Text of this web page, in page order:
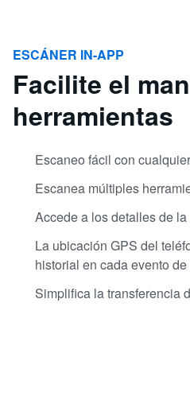
ESCÁNER IN-APP
Facilite el
herramientas
Escaneo fácil con
Escanea múltiples
Accede a los detalles de
La ubicación GPS del
historial en cada evento
Simplifica la transferencia